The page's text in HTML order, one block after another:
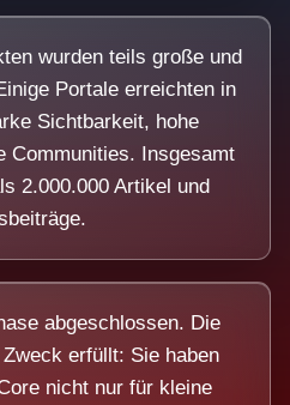
wurden teils große und
Portale erreichten in
Sichtbarkeit, hohe
Communities. Insgesamt
2.000.000 Artikel und
abgeschlossen. Die
erfüllt: Sie haben
nicht nur für kleine